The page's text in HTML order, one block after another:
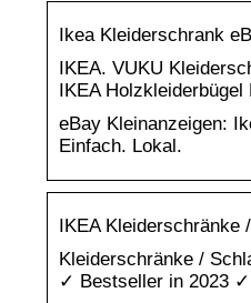
Ikea Kleiderschrank
IKEA. VUKU
IKEA
eBay Kleinanzeigen:
Einfach. Lokal.
IKEA Kleiderschränke
Kleiderschränke /
✓ Bestseller in 2023